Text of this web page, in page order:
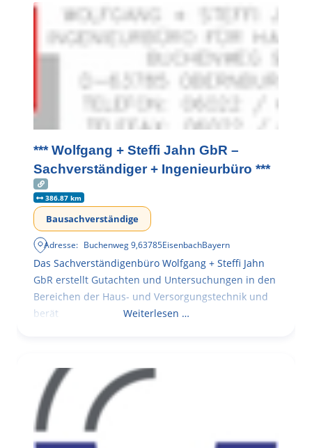
*** Wolfgang + Steffi Jahn GbR –
Sachverständiger + Ingenieurbüro ***
386.87 km
Bausachverständige
Adresse: Buchenweg 9,63785EisenbachBayern
Das Sachverständigenbüro Wolfgang + Steffi Jahn
GbR erstellt Gutachten und Untersuchungen in den
Bereichen der Haus- und Versorgungstechnik und
berät
Weiterlesen …